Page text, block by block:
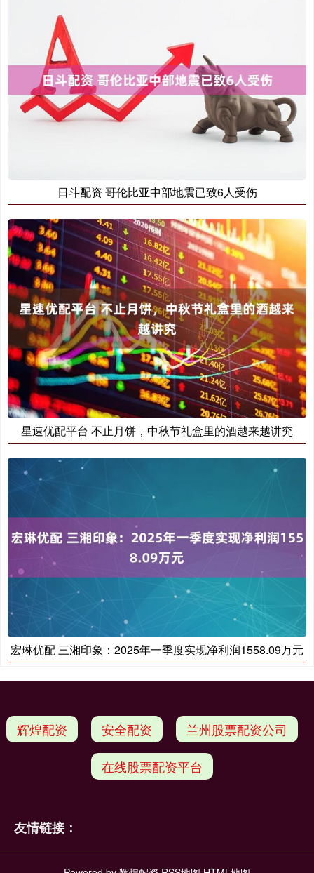
日斗配资 哥伦比亚中部地震已致6人受伤
星速优配平台 不止月饼，中秋节礼盒里的酒越来越讲究
宏琳优配 三湘印象：2025年一季度实现净利润1558.09万元
辉煌配资 安全配资 兰州股票配资公司
在线股票配资平台
友情链接：